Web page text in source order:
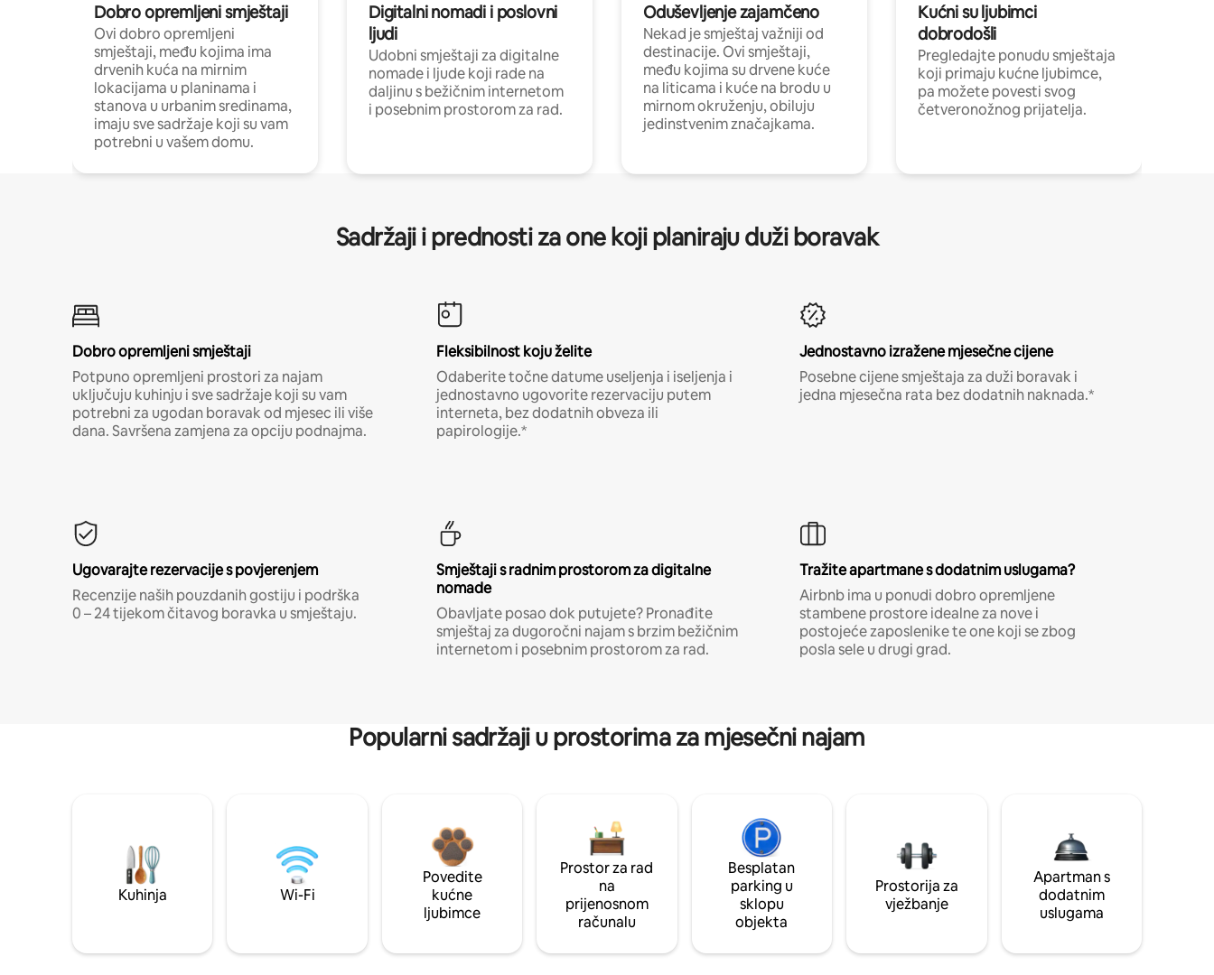
Dobro opremljeni smještaji
Ovi dobro opremljeni
smještaji, među kojima ima
drvenih kuća na mirnim
lokacijama u planinama i
stanova u urbanim sredinama,
imaju sve sadržaje koji su vam
potrebni u vašem domu.
Digitalni nomadi i poslovni
ljudi
Udobni smještaji za digitalne
nomade i ljude koji rade na
daljinu s bežičnim internetom
i posebnim prostorom za rad.
Oduševljenje zajamčeno
Nekad je smještaj važniji od
destinacije. Ovi smještaji,
među kojima su drvene kuće
na liticama i kuće na brodu u
mirnom okruženju, obiluju
jedinstvenim značajkama.
Kućni su ljubimci
dobrodošli
Pregledajte ponudu smještaja
koji primaju kućne ljubimce,
pa možete povesti svog
četveronožnog prijatelja.
Sadržaji i prednosti za one koji planiraju duži boravak
Dobro opremljeni smještaji
Potpuno opremljeni prostori za najam
uključuju kuhinju i sve sadržaje koji su vam
potrebni za ugodan boravak od mjesec ili više
dana. Savršena zamjena za opciju podnajma.
Fleksibilnost koju želite
Odaberite točne datume useljenja i iseljenja i
jednostavno ugovorite rezervaciju putem
interneta, bez dodatnih obveza ili
papirologije.*
Jednostavno izražene mjesečne cijene
Posebne cijene smještaja za duži boravak i
jedna mjesečna rata bez dodatnih naknada.*
Ugovarajte rezervacije s povjerenjem
Recenzije naših pouzdanih gostiju i podrška
0 – 24 tijekom čitavog boravka u smještaju.
Smještaji s radnim prostorom za digitalne
nomade
Obavljate posao dok putujete? Pronađite
smještaj za dugoročni najam s brzim bežičnim
internetom i posebnim prostorom za rad.
Tražite apartmane s dodatnim uslugama?
Airbnb ima u ponudi dobro opremljene
stambene prostore idealne za nove i
postojeće zaposlenike te one koji se zbog
posla sele u drugi grad.
Popularni sadržaji u prostorima za mjesečni najam
Kuhinja Wi-Fi
Povedite
kućne
ljubimce
Prostor za rad
na
prijenosnom
računalu
Besplatan
parking u
sklopu
objekta
Prostorija za
vježbanje
Apartman s
dodatnim
uslugama